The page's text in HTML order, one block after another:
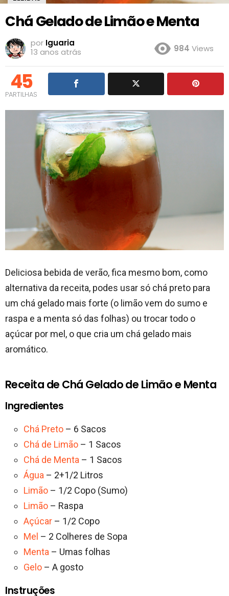
Chá Gelado de Limão e Menta
por Iguaria
13 anos atrás
984 Views
45
PARTILHAS
Deliciosa bebida de verão, fica mesmo bom, como
alternativa da receita, podes usar só chá preto para
um chá gelado mais forte (o limão vem do sumo e
raspa e a menta só das folhas) ou trocar todo o
açúcar por mel, o que cria um chá gelado mais
aromático.
Receita de Chá Gelado de Limão e Menta
Ingredientes
Chá Preto – 6 Sacos
Chá de Limão – 1 Sacos
Chá de Menta – 1 Sacos
Água – 2+1/2 Litros
Limão – 1/2 Copo (Sumo)
Limão – Raspa
Açúcar – 1/2 Copo
Mel – 2 Colheres de Sopa
Menta – Umas folhas
Gelo – A gosto
Instruções